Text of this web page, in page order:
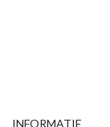
INFORMATIE